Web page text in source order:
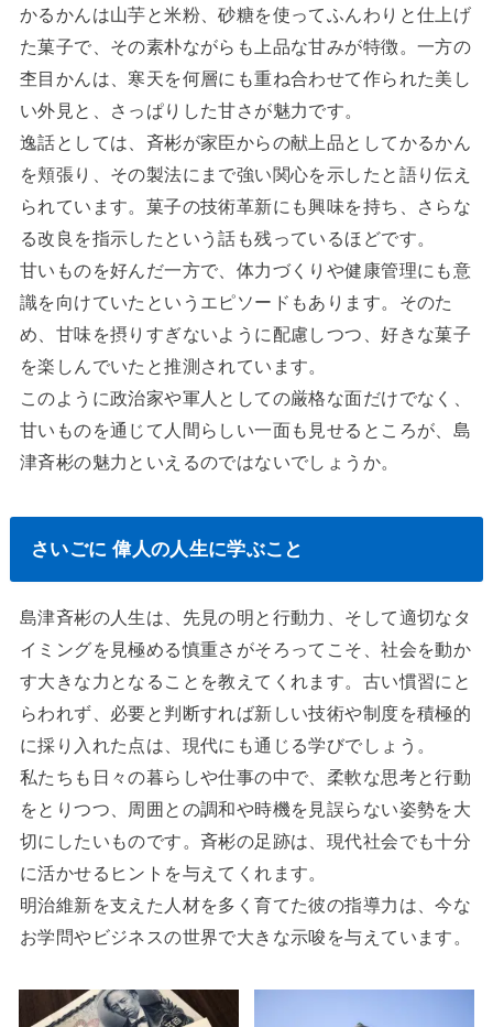
かるかんは山芋と米粉、砂糖を使ってふんわりと仕上げ
た菓子で、その素朴ながらも上品な甘みが特徴。一方の
杢目かんは、寒天を何層にも重ね合わせて作られた美し
い外見と、さっぱりした甘さが魅力です。
逸話としては、斉彬が家臣からの献上品としてかるかん
を頬張り、その製法にまで強い関心を示したと語り伝え
られています。菓子の技術革新にも興味を持ち、さらな
る改良を指示したという話も残っているほどです。
甘いものを好んだ一方で、体力づくりや健康管理にも意
識を向けていたというエピソードもあります。そのた
め、甘味を摂りすぎないように配慮しつつ、好きな菓子
を楽しんでいたと推測されています。
このように政治家や軍人としての厳格な面だけでなく、
甘いものを通じて人間らしい一面も見せるところが、島
津斉彬の魅力といえるのではないでしょうか。
さいごに 偉人の人生に学ぶこと
島津斉彬の人生は、先見の明と行動力、そして適切なタ
イミングを見極める慎重さがそろってこそ、社会を動か
す大きな力となることを教えてくれます。古い慣習にと
らわれず、必要と判断すれば新しい技術や制度を積極的
に採り入れた点は、現代にも通じる学びでしょう。
私たちも日々の暮らしや仕事の中で、柔軟な思考と行動
をとりつつ、周囲との調和や時機を見誤らない姿勢を大
切にしたいものです。斉彬の足跡は、現代社会でも十分
に活かせるヒントを与えてくれます。
明治維新を支えた人材を多く育てた彼の指導力は、今な
お学問やビジネスの世界で大きな示唆を与えています。